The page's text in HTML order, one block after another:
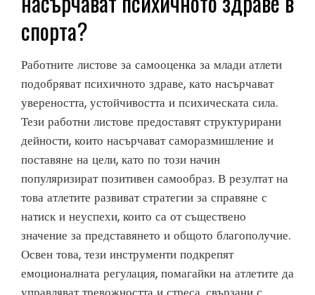
спорта?
Работните листове за самооценка за млади атлети
подобряват психичното здраве, като насърчават
увереността, устойчивостта и психическата сила.
Тези работни листове предоставят структурирани
дейности, които насърчават саморазмишление и
поставяне на цели, като по този начин
популяризират позитивен самообраз. В резултат на
това атлетите развиват стратегии за справяне с
натиск и неуспехи, които са от съществено
значение за представянето и общото благополучие.
Освен това, тези инструменти подкрепят
емоционалната регулация, помагайки на атлетите да